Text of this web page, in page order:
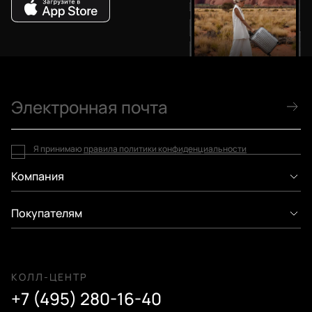
Компания
Покупателям
КОЛЛ-ЦЕНТР
+7 (495) 280-16-40
Я принимаю правила политики конфиденциальности